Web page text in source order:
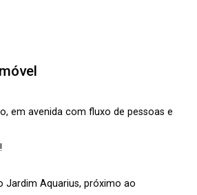
em avenida com fluxo de pessoas e
Jardim Aquarius, próximo ao